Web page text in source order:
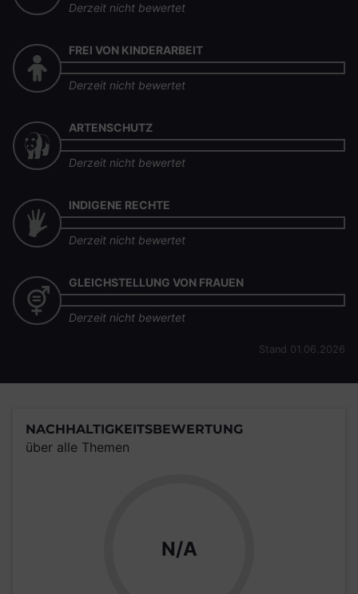
Derzeit nicht bewertet
FREI VON KINDERARBEIT
Derzeit nicht bewertet
ARTENSCHUTZ
Derzeit nicht bewertet
INDIGENE RECHTE
Derzeit nicht bewertet
GLEICHSTELLUNG VON FRAUEN
Derzeit nicht bewertet
Stand 01.06.2026
NACHHALTIGKEITSBEWERTUNG
über alle Themen
N/A